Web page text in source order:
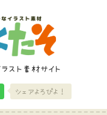
スト素材サイト
シェアよろぴよ！